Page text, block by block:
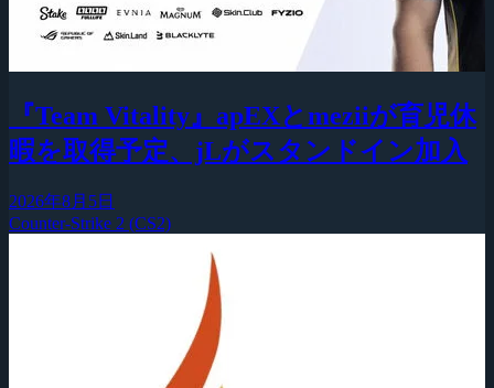
『Team Vitality』apEXとmeziiが育児休
暇を取得予定、jLがスタンドイン加入
2026年8月5日
Counter-Strike 2 (CS2)